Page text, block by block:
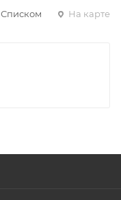
Списком На карте